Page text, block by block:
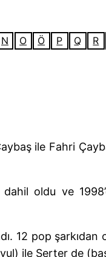
N O Ö P Q R
ile Fahri
oldu ve
12 pop şarkıdan
ile Serter de